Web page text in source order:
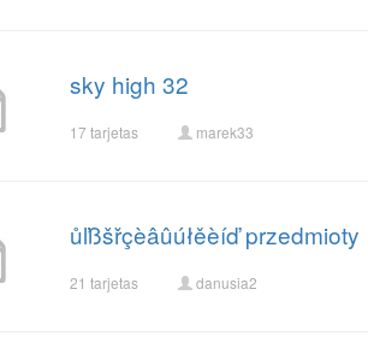
sky high 32
17 tarjetas marek33
ůľßšřçèâûúłěèíď przedmioty
21 tarjetas danusia2